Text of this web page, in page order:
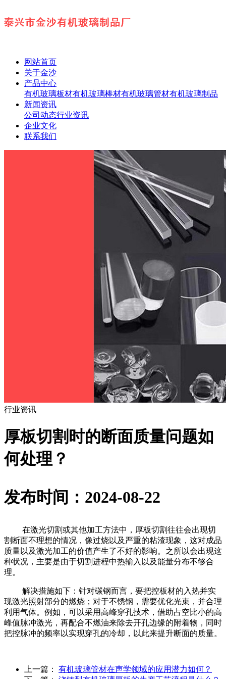
网站首页
关于金沙
产品中心
有机玻璃板材有机玻璃棒材有机玻璃管材有机玻璃制品
新闻资讯
公司动态行业资讯
企业文化
联系我们
行业资讯
厚板切割时的断面质量问题如
何处理？
发布时间：2024-08-22
在激光切割或其他加工方法中，厚板切割往往会出现切
割断面不理想的情况，像过烧以及严重的粘渣现象，这对成品
质量以及激光加工的价值产生了不好的影响。之所以会出现这
种状况，主要是由于切割进程中热输入以及能量分布不够合
理。
解决措施如下：针对碳钢而言，要把控板材的入热并实
现激光照射部分的燃烧；对于不锈钢，需要优化光束，并合理
利用气体。例如，可以采用高峰穿孔技术，借助占空比小的高
峰值脉冲激光，再配合不燃油来除去开孔边缘的附着物，同时
把控脉冲的频率以实现穿孔的冷却，以此来提升断面的质量。
上一篇：
有机玻璃管材在声学领域的应用潜力如何？